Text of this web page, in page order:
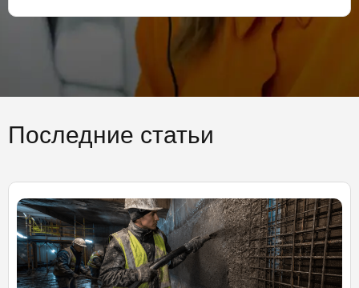
Последние статьи